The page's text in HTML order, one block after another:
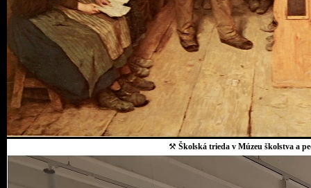
⚒ Školská trieda v Múzeu školstva a